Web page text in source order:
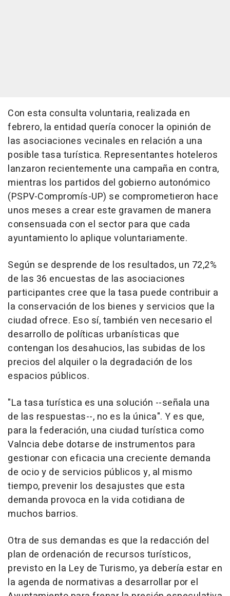
Con esta consulta voluntaria, realizada en
febrero, la entidad quería conocer la opinión de
las asociaciones vecinales en relación a una
posible tasa turística. Representantes hoteleros
lanzaron recientemente una campaña en contra,
mientras los partidos del gobierno autonómico
(PSPV-Compromís-UP) se comprometieron hace
unos meses a crear este gravamen de manera
consensuada con el sector para que cada
ayuntamiento lo aplique voluntariamente.
Según se desprende de los resultados, un 72,2%
de las 36 encuestas de las asociaciones
participantes cree que la tasa puede contribuir a
la conservación de los bienes y servicios que la
ciudad ofrece. Eso sí, también ven necesario el
desarrollo de políticas urbanísticas que
contengan los desahucios, las subidas de los
precios del alquiler o la degradación de los
espacios públicos.
"La tasa turística es una solución --señala una
de las respuestas--, no es la única". Y es que,
para la federación, una ciudad turística como
Valncia debe dotarse de instrumentos para
gestionar con eficacia una creciente demanda
de ocio y de servicios públicos y, al mismo
tiempo, prevenir los desajustes que esta
demanda provoca en la vida cotidiana de
muchos barrios.
Otra de sus demandas es que la redacción del
plan de ordenación de recursos turísticos,
previsto en la Ley de Turismo, ya debería estar en
la agenda de normativas a desarrollar por el